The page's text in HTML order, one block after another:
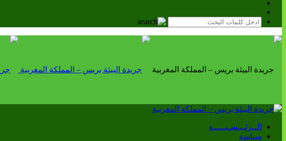
الــرئـيـسـيـــــة
سياسة